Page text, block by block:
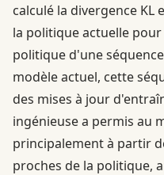
calculé la divergence
la politique actuelle
politique d'une
modèle actuel, cette
des mises à jour
ingénieuse a permis au
principalement à partir
proches de la politique,